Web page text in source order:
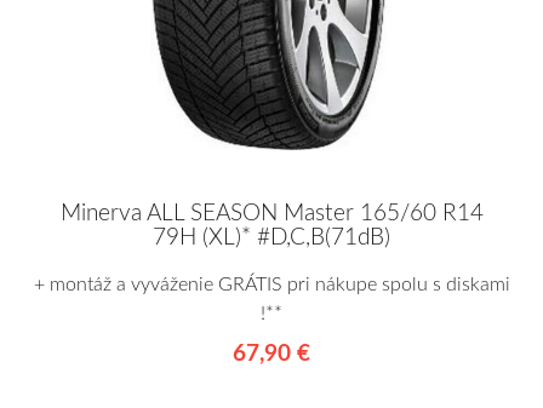
Minerva ALL SEASON Master 165/60 R14
79H (XL)* #D,C,B(71dB)
+ montáž a vyváženie GRÁTIS pri nákupe spolu s diskami
!**
67,90 €